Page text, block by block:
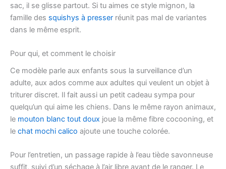
sac, il se glisse partout. Si tu aimes ce style mignon, la
famille des squishys à presser réunit pas mal de variantes
dans le même esprit.
Pour qui, et comment le choisir
Ce modèle parle aux enfants sous la surveillance d’un
adulte, aux ados comme aux adultes qui veulent un objet à
triturer discret. Il fait aussi un petit cadeau sympa pour
quelqu’un qui aime les chiens. Dans le même rayon animaux,
le mouton blanc tout doux joue la même fibre cocooning, et
le chat mochi calico ajoute une touche colorée.
Pour l’entretien, un passage rapide à l’eau tiède savonneuse
suffit, suivi d’un séchage à l’air libre avant de le ranger. Le